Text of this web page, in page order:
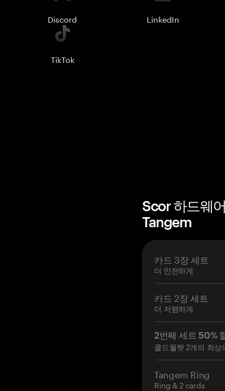
Discord LinkedIn
TikTok
Scor 하드웨
Tangem
카드 3장 세트
더 안전하게
카드 2장 세트
더 저렴하게
2번째 세트 50%
콜드월렛 2개의 최상
Tangem Ring
Ring & 2 cards